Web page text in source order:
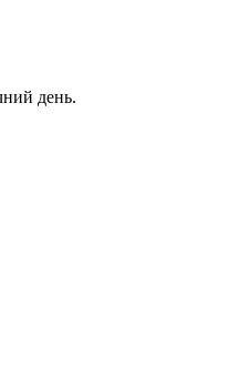
день.